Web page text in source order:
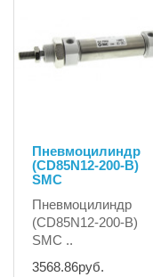
Пневмоцилиндр
(CD85N12-200-B)
SMC
Пневмоцилиндр
(CD85N12-200-B)
SMC ..
3568.86руб.